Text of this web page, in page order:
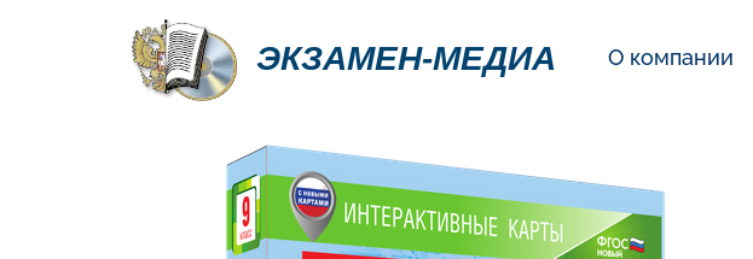
ЭКЗАМЕН-МЕДИА О компании